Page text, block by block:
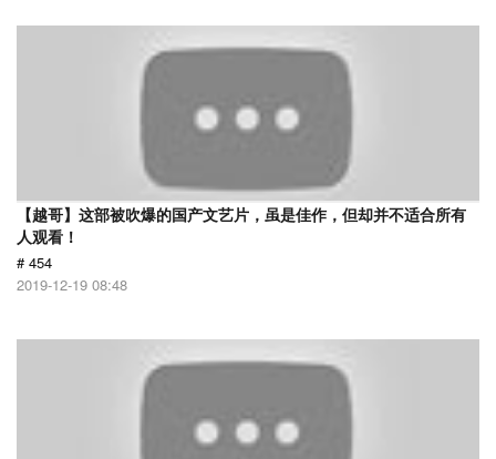
【越哥】这部被吹爆的国产文艺片，虽是佳作，但却并不适合所有
人观看！
# 454
2019-12-19 08:48